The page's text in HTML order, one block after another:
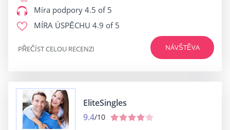
Míra podpory 4.5 of 5
MÍRA ÚSPĚCHU 4.9 of 5
NÁVŠTĚVA
PŘEČÍST CELOU RECENZI
EliteSingles
9.4/10